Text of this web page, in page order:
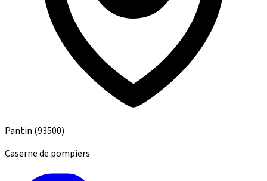
Pantin (93500)
Caserne de pompiers